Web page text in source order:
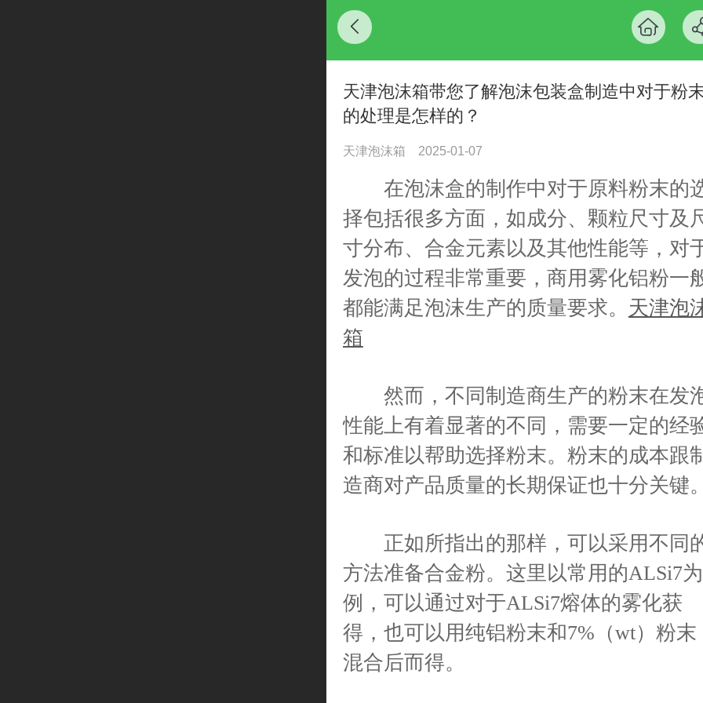
天津泡沫箱带您了解泡沫包装盒制造中对于粉
的处理是怎样的？
天津泡沫箱 2025-01-07
在泡沫盒的制作中对于原料粉末的
择包括很多方面，如成分、颗粒尺寸及
寸分布、合金元素以及其他性能等，对
发泡的过程非常重要，商用雾化铝粉一
都能满足泡沫生产的质量要求。 天津泡
箱
然而，不同制造商生产的粉末在发
性能上有着显著的不同，需要一定的经
和标准以帮助选择粉末。粉末的成本跟
造商对产品质量的长期保证也十分关键。
正如所指出的那样，可以采用不同
方法准备合金粉。这里以常用的ALSi7为
例，可以通过对于ALSi7熔体的雾化获
得，也可以用纯铝粉末和7%（wt）粉末
混合后而得。